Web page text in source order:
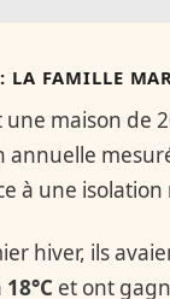
LA FAMILLE
maison de
à une
hiver, ils
18°C et ont